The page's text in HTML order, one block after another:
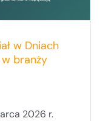
w Dniach
branży
2026 r.